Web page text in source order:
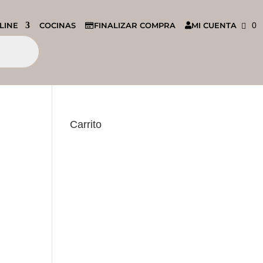
COCINAS FINALIZAR COMPRA MI CUENTA 0
Carrito